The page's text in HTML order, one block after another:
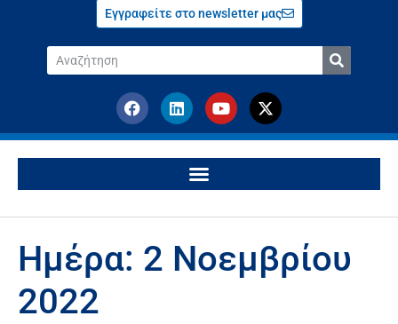
Εγγραφείτε στο newsletter μας
Ημέρα: 2 Νοεμβρίου
2022